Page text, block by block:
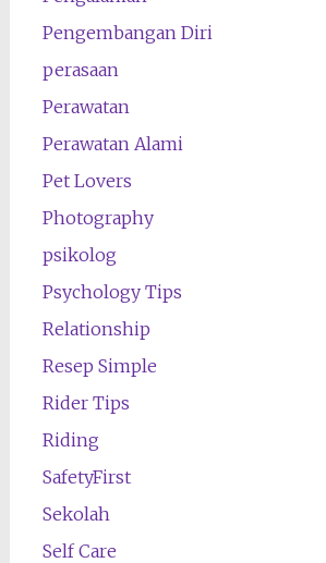
Pengembangan Diri
perasaan
Perawatan
Perawatan Alami
Pet Lovers
Photography
psikolog
Psychology Tips
Relationship
Resep Simple
Rider Tips
Riding
SafetyFirst
Sekolah
Self Care